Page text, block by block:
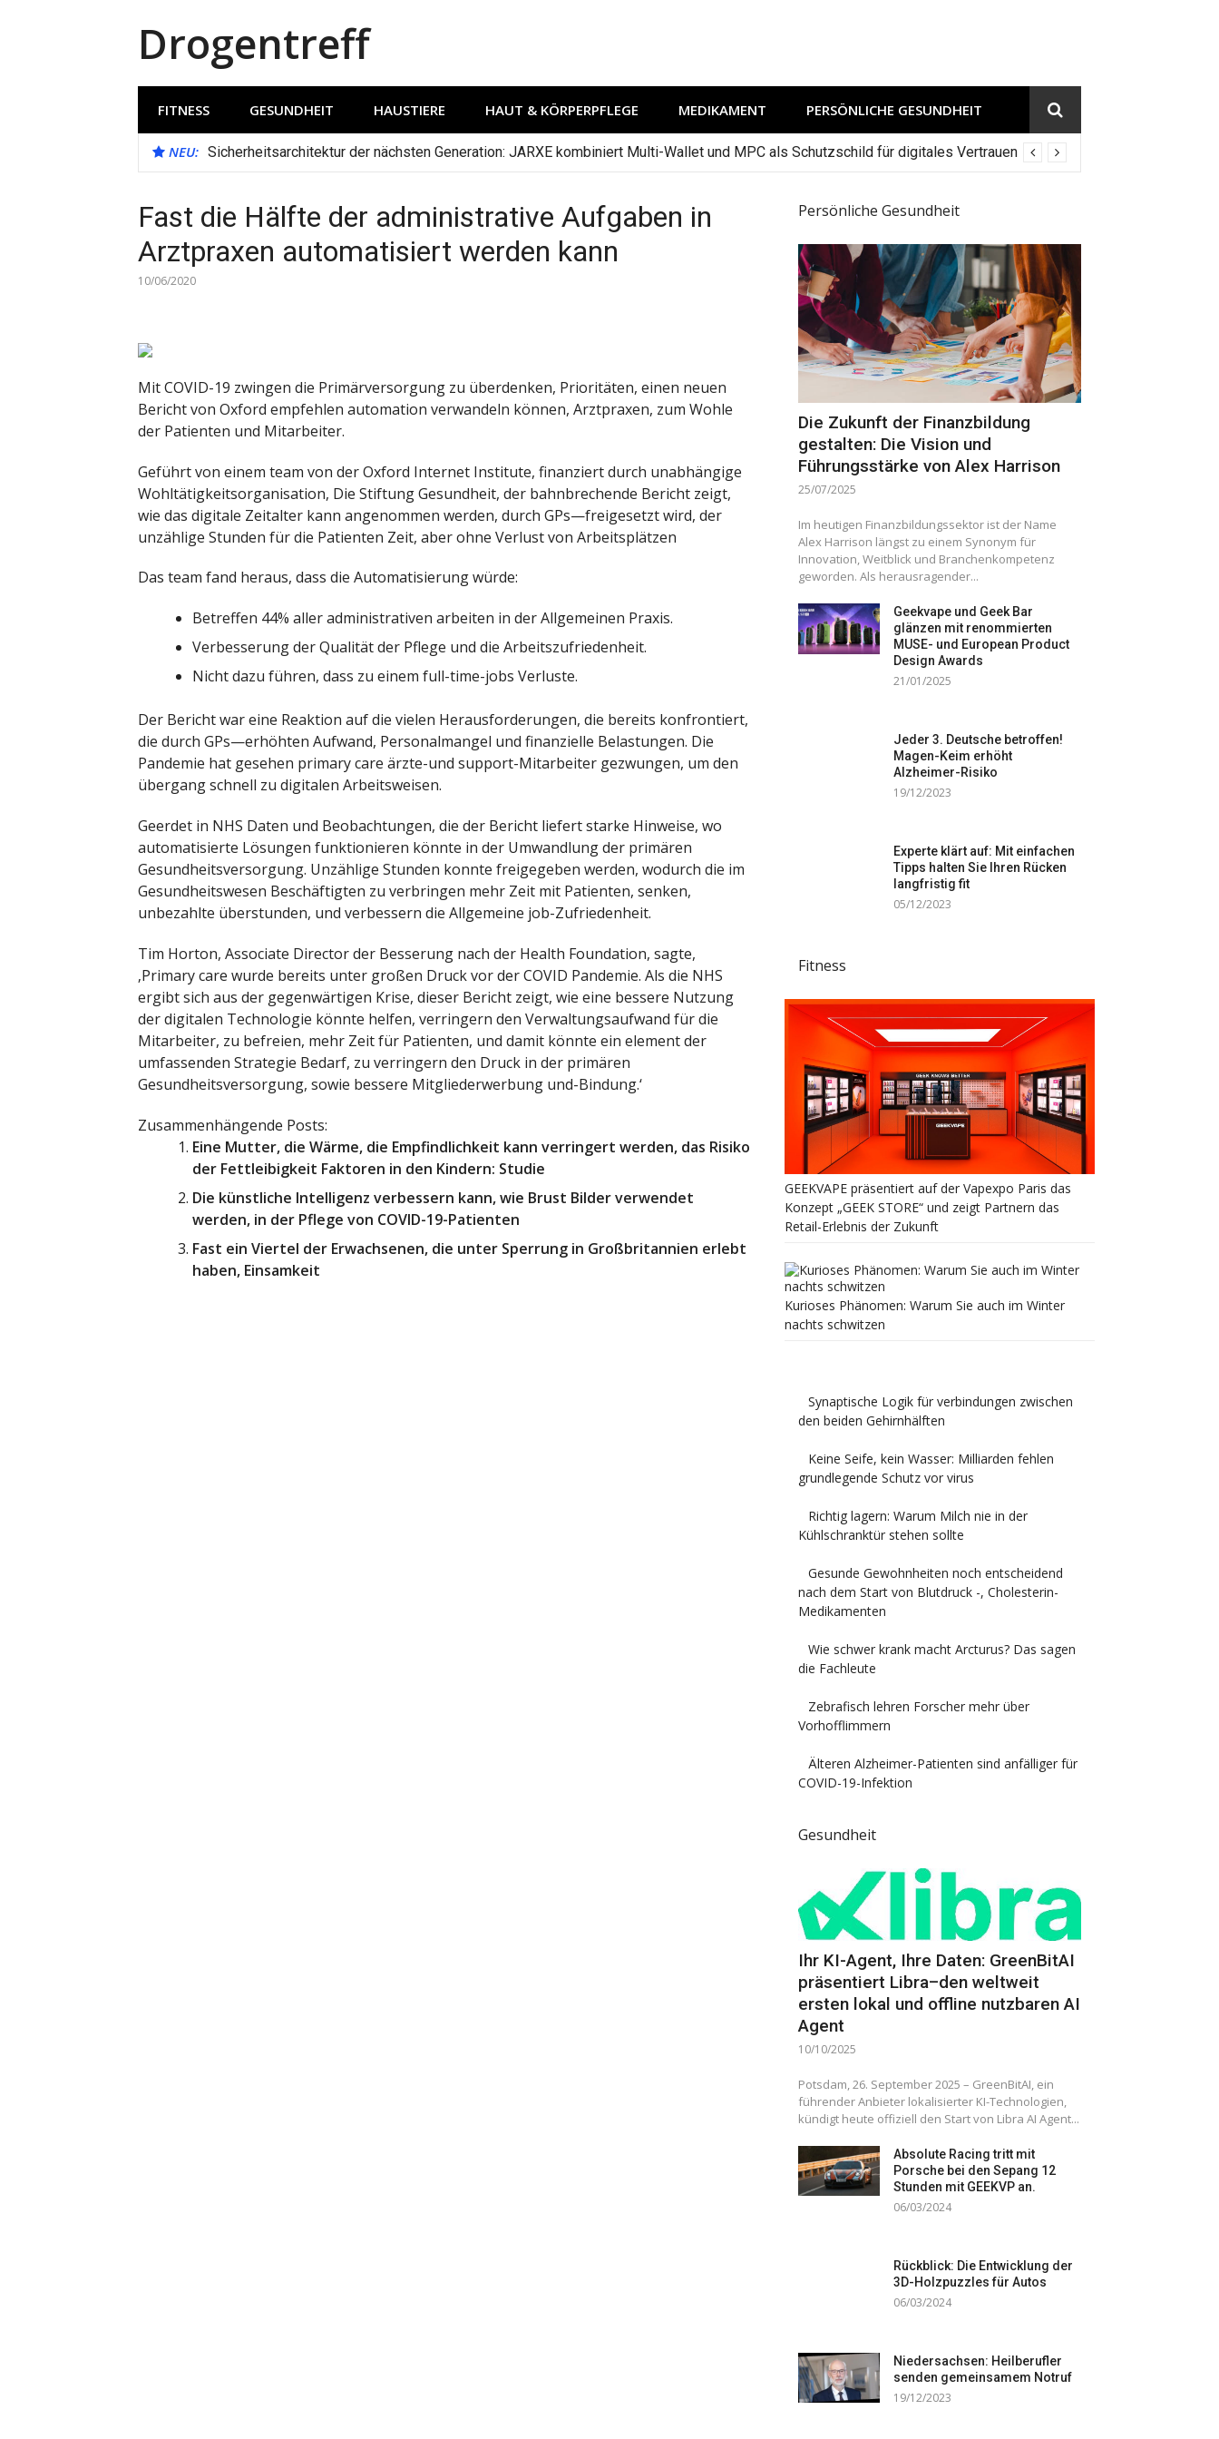
Drogentreff
FITNESS GESUNDHEIT HAUSTIERE HAUT & KÖRPERPFLEGE MEDIKAMENT PERSÖNLICHE GESUNDHEIT
NEU: Sicherheitsarchitektur der nächsten Generation: JARXE kombiniert Multi-Wallet und MPC als Schutzschild für digitales Vertrauen
Fast die Hälfte der administrative Aufgaben in
Arztpraxen automatisiert werden kann
10/06/2020
Mit COVID-19 zwingen die Primärversorgung zu überdenken, Prioritäten, einen neuen
Bericht von Oxford empfehlen automation verwandeln können, Arztpraxen, zum Wohle
der Patienten und Mitarbeiter.
Geführt von einem team von der Oxford Internet Institute, finanziert durch unabhängige
Wohltätigkeitsorganisation, Die Stiftung Gesundheit, der bahnbrechende Bericht zeigt,
wie das digitale Zeitalter kann angenommen werden, durch GPs—freigesetzt wird, der
unzählige Stunden für die Patienten Zeit, aber ohne Verlust von Arbeitsplätzen
Das team fand heraus, dass die Automatisierung würde:
Betreffen 44% aller administrativen arbeiten in der Allgemeinen Praxis.
Verbesserung der Qualität der Pflege und die Arbeitszufriedenheit.
Nicht dazu führen, dass zu einem full-time-jobs Verluste.
Der Bericht war eine Reaktion auf die vielen Herausforderungen, die bereits konfrontiert,
die durch GPs—erhöhten Aufwand, Personalmangel und finanzielle Belastungen. Die
Pandemie hat gesehen primary care ärzte-und support-Mitarbeiter gezwungen, um den
übergang schnell zu digitalen Arbeitsweisen.
Geerdet in NHS Daten und Beobachtungen, die der Bericht liefert starke Hinweise, wo
automatisierte Lösungen funktionieren könnte in der Umwandlung der primären
Gesundheitsversorgung. Unzählige Stunden konnte freigegeben werden, wodurch die im
Gesundheitswesen Beschäftigten zu verbringen mehr Zeit mit Patienten, senken,
unbezahlte überstunden, und verbessern die Allgemeine job-Zufriedenheit.
Tim Horton, Associate Director der Besserung nach der Health Foundation, sagte,
‚Primary care wurde bereits unter großen Druck vor der COVID Pandemie. Als die NHS
ergibt sich aus der gegenwärtigen Krise, dieser Bericht zeigt, wie eine bessere Nutzung
der digitalen Technologie könnte helfen, verringern den Verwaltungsaufwand für die
Mitarbeiter, zu befreien, mehr Zeit für Patienten, und damit könnte ein element der
umfassenden Strategie Bedarf, zu verringern den Druck in der primären
Gesundheitsversorgung, sowie bessere Mitgliederwerbung und-Bindung.‘
Zusammenhängende Posts:
Eine Mutter, die Wärme, die Empfindlichkeit kann verringert werden, das Risiko
der Fettleibigkeit Faktoren in den Kindern: Studie
Die künstliche Intelligenz verbessern kann, wie Brust Bilder verwendet
werden, in der Pflege von COVID-19-Patienten
Fast ein Viertel der Erwachsenen, die unter Sperrung in Großbritannien erlebt
haben, Einsamkeit
Persönliche Gesundheit
Die Zukunft der Finanzbildung
gestalten: Die Vision und
Führungsstärke von Alex Harrison
25/07/2025
Im heutigen Finanzbildungssektor ist der Name
Alex Harrison längst zu einem Synonym für
Innovation, Weitblick und Branchenkompetenz
geworden. Als herausragender...
Geekvape und Geek Bar
glänzen mit renommierten
MUSE- und European Product
Design Awards
21/01/2025
Jeder 3. Deutsche betroffen!
Magen-Keim erhöht
Alzheimer-Risiko
19/12/2023
Experte klärt auf: Mit einfachen
Tipps halten Sie Ihren Rücken
langfristig fit
05/12/2023
Fitness
GEEKVAPE präsentiert auf der Vapexpo Paris das
Konzept „GEEK STORE“ und zeigt Partnern das
Retail-Erlebnis der Zukunft
Kurioses Phänomen: Warum Sie auch im Winter
nachts schwitzen
Synaptische Logik für verbindungen zwischen
den beiden Gehirnhälften
Keine Seife, kein Wasser: Milliarden fehlen
grundlegende Schutz vor virus
Richtig lagern: Warum Milch nie in der
Kühlschranktür stehen sollte
Gesunde Gewohnheiten noch entscheidend
nach dem Start von Blutdruck -, Cholesterin-
Medikamenten
Wie schwer krank macht Arcturus? Das sagen
die Fachleute
Zebrafisch lehren Forscher mehr über
Vorhofflimmern
Älteren Alzheimer-Patienten sind anfälliger für
COVID-19-Infektion
Gesundheit
Ihr KI-Agent, Ihre Daten: GreenBitAI
präsentiert Libra–den weltweit
ersten lokal und offline nutzbaren AI
Agent
10/10/2025
Potsdam, 26. September 2025 – GreenBitAI, ein
führender Anbieter lokalisierter KI-Technologien,
kündigt heute offiziell den Start von Libra AI Agent...
Absolute Racing tritt mit
Porsche bei den Sepang 12
Stunden mit GEEKVP an.
06/03/2024
Rückblick: Die Entwicklung der
3D-Holzpuzzles für Autos
06/03/2024
Niedersachsen: Heilberufler
senden gemeinsamem Notruf
19/12/2023